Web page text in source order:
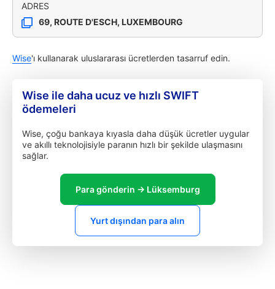
ADRES
69, ROUTE D'ESCH, LUXEMBOURG
Wise'ı kullanarak uluslararası ücretlerden tasarruf edin.
Wise ile daha ucuz ve hızlı SWIFT
ödemeleri
Wise, çoğu bankaya kıyasla daha düşük ücretler uygular
ve akıllı teknolojisiyle paranın hızlı bir şekilde ulaşmasını
sağlar.
Para gönderin → Lüksemburg
Yurt dışından para alın